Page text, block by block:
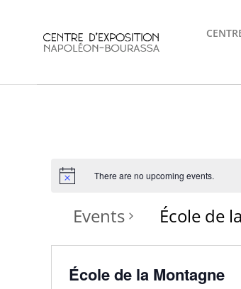
There are no upcoming events.
Events École de
École de la Montagne